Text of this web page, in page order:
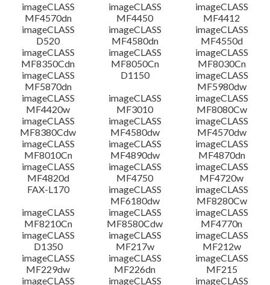
語言
系統要求
設置說明
檔案資訊
免責聲明
imageCLASS
MF4570dn
imageCLASS
MF4450
imageCLASS
MF4412
imageCLASS
D520
imageCLASS
MF4580dn
imageCLASS
MF4550d
imageCLASS
MF8350Cdn
imageCLASS
MF8050Cn
imageCLASS
MF8030Cn
imageCLASS
MF5870dn
D1150
imageCLASS
MF5980dw
imageCLASS
MF4420w
imageCLASS
MF3010
imageCLASS
MF8080Cw
imageCLASS
MF8380Cdw
imageCLASS
MF4580dw
imageCLASS
MF4570dw
imageCLASS
MF8010Cn
imageCLASS
MF4890dw
imageCLASS
MF4870dn
imageCLASS
MF4820d
imageCLASS
MF4750
imageCLASS
MF4720w
FAX-L170
imageCLASS
MF6180dw
imageCLASS
MF8280Cw
imageCLASS
MF8210Cn
imageCLASS
MF8580Cdw
imageCLASS
MF4770n
imageCLASS
D1350
imageCLASS
MF217w
imageCLASS
MF212w
imageCLASS
MF229dw
imageCLASS
MF226dn
imageCLASS
MF215
imageCLASS
imageCLASS
imageCLASS